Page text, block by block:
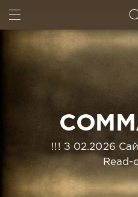
!!! З 02.2026
Read-